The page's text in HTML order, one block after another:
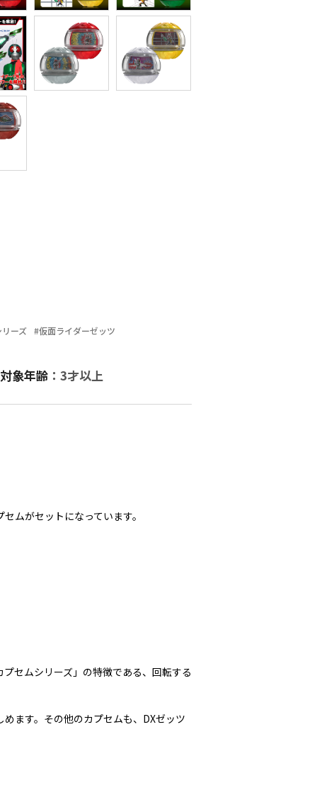
ーズ #仮面ライダーゼッツ
対象年齢 ：3才以上
ムがセットになっています。
セムシリーズ」の特徴である、回転する
ます。その他のカプセムも、DXゼッツ